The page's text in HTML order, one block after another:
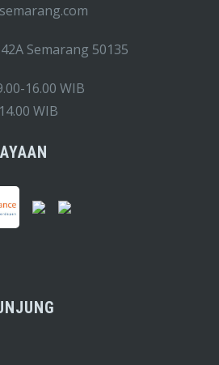
Semarang 50135
16.00 WIB
WIB